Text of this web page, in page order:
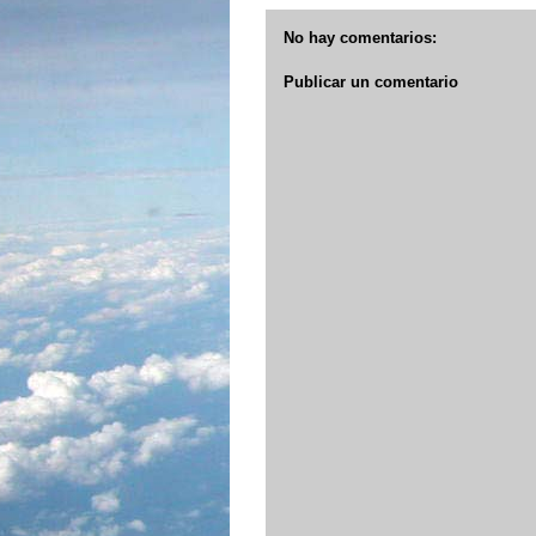
No hay comentarios:
Publicar un comentario